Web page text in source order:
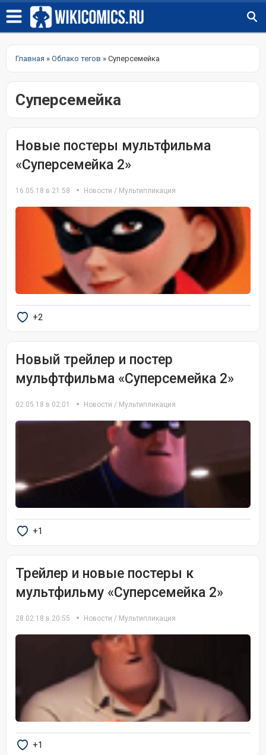
Главная » Облако тегов » Суперсемейка
Суперсемейка
Новые постеры мультфильма
«Суперсемейка 2»
16.05.18 в 21:58 Новости / Мультипликация
+2
Новый трейлер и постер
мульфтфильма «Суперсемейка 2»
02.05.18 в 02:01 Новости / Мультипликация
+1
Трейлер и новые постеры к
мультфильму «Суперсемейка 2»
28.02.18 в 20:55 Новости / Мультипликация
+1